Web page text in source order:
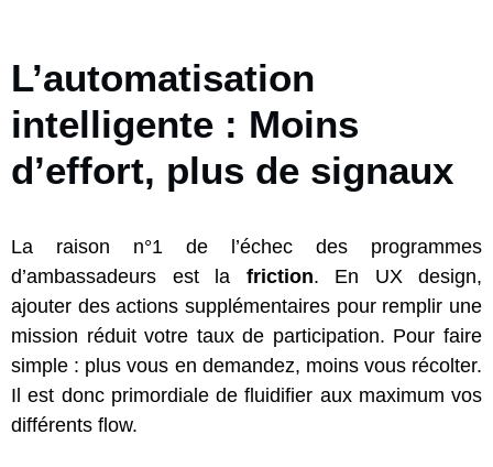
L’automatisation
intelligente : Moins
d’effort, plus de signaux
La raison n°1 de l’échec des programmes
d’ambassadeurs est la friction. En UX design,
ajouter des actions supplémentaires pour remplir une
mission réduit votre taux de participation. Pour faire
simple : plus vous en demandez, moins vous récolter.
Il est donc primordiale de fluidifier aux maximum vos
différents flow.